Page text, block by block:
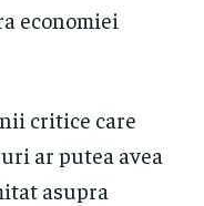
economiei
critice care
ar putea avea
asupra